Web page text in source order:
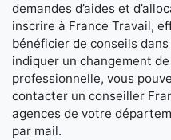
demandes d’aides et
inscrire à France Travail,
bénéficier de conseils
indiquer un changement
professionnelle, vous
contacter un conseiller
agences de votre
par mail.